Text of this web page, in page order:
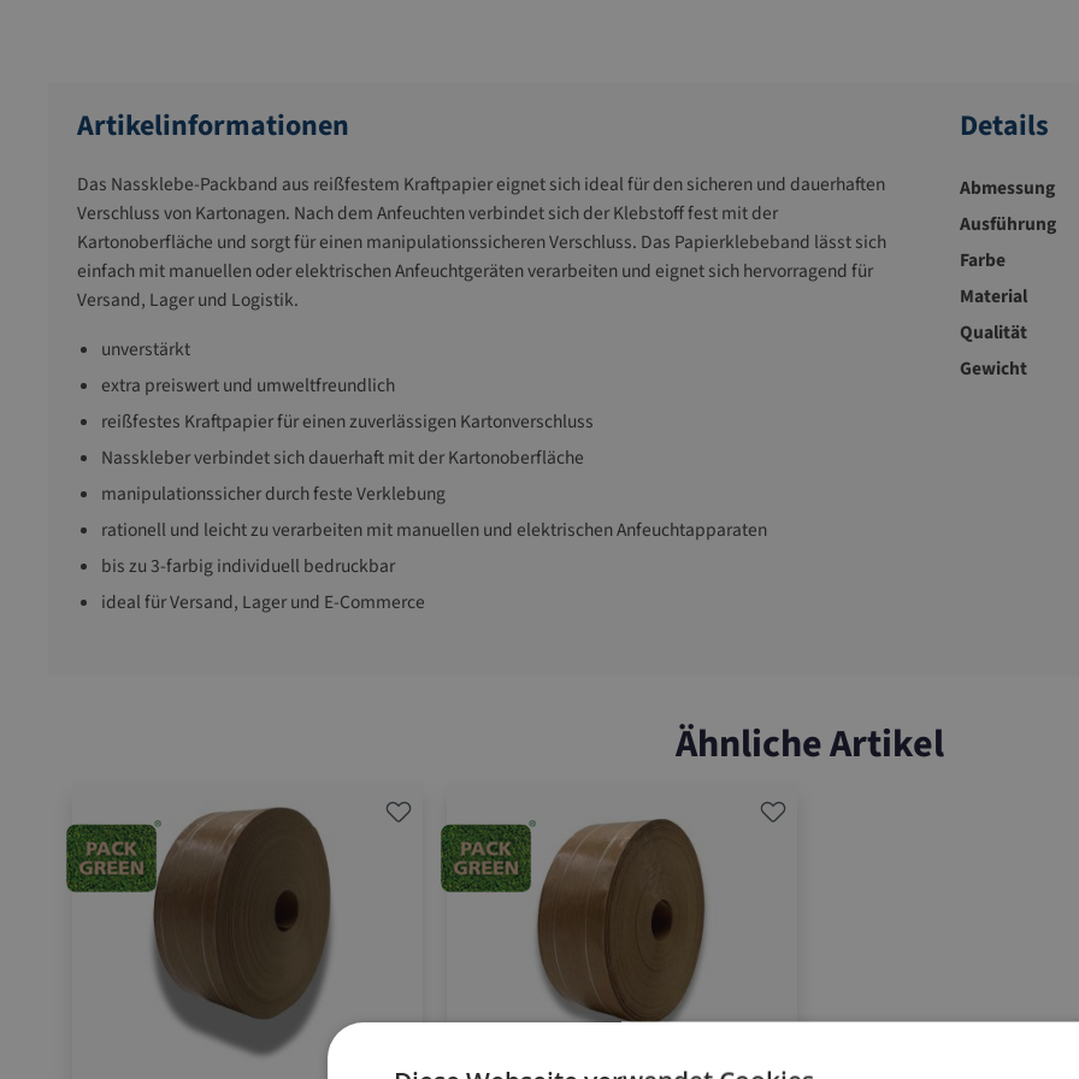
Artikelinformationen
Das Nassklebe-Packband aus reißfestem Kraftpapier eignet sich ideal für den sicheren und dauerhaften
Verschluss von Kartonagen. Nach dem Anfeuchten verbindet sich der Klebstoff fest mit der
Kartonoberfläche und sorgt für einen manipulationssicheren Verschluss. Das Papierklebeband lässt sich
einfach mit manuellen oder elektrischen Anfeuchtgeräten verarbeiten und eignet sich hervorragend für
Versand, Lager und Logistik.
unverstärkt
extra preiswert und umweltfreundlich
reißfestes Kraftpapier für einen zuverlässigen Kartonverschluss
Nasskleber verbindet sich dauerhaft mit der Kartonoberfläche
manipulationssicher durch feste Verklebung
rationell und leicht zu verarbeiten mit manuellen und elektrischen Anfeuchtapparaten
bis zu 3-farbig individuell bedruckbar
ideal für Versand, Lager und E-Commerce
Details
Abmessung
Ausführung
Farbe
Material
Qualität
Gewicht
Ähnliche Artikel